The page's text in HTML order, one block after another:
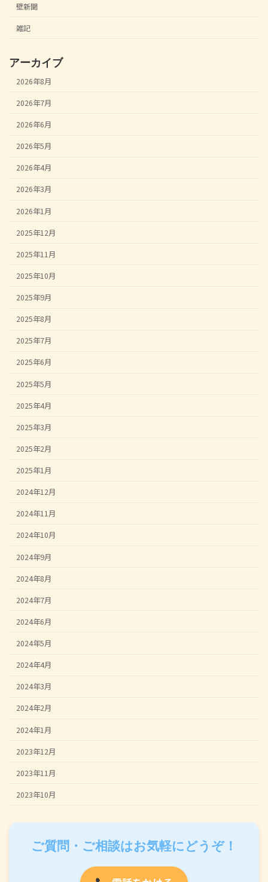
壁新聞
雑記
アーカイブ
2026年8月
2026年7月
2026年6月
2026年5月
2026年4月
2026年3月
2026年1月
2025年12月
2025年11月
2025年10月
2025年9月
2025年8月
2025年7月
2025年6月
2025年5月
2025年4月
2025年3月
2025年2月
2025年1月
2024年12月
2024年11月
2024年10月
2024年9月
2024年8月
2024年7月
2024年6月
2024年5月
2024年4月
2024年3月
2024年2月
2024年1月
2023年12月
2023年11月
2023年10月
ご質問・ご相談はお気軽にどうぞ！